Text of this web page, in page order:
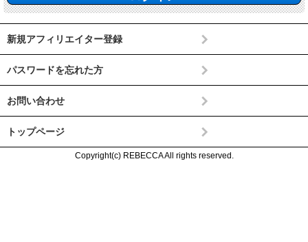
新規アフィリエイター登録
パスワードを忘れた方
お問い合わせ
トップページ
Copyright(c) REBECCA All rights reserved.